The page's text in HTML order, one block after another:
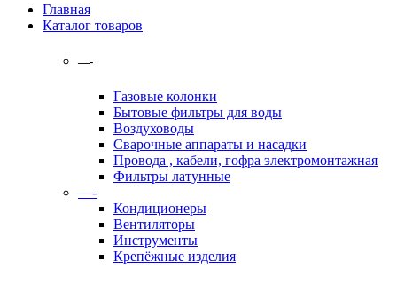
Главная
Каталог товаров
—-
Газовые колонки
Бытовые фильтры для воды
Воздуховоды
Сварочные аппараты и насадки
Провода , кабели, гофра электромонтажная
Фильтры латунные
—-
Кондиционеры
Вентиляторы
Инструменты
Крепёжные изделия